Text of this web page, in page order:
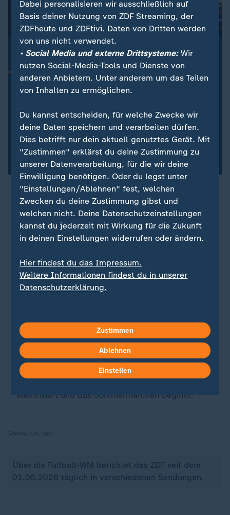
ZDFsportstudio Update
Dein Newsletter zur Fußball-WM 2026
Alle Highlights der WM-Spiele aus der Nacht, Updates
zum DFB-Team und die wichtigsten Nachrichten zur
Fußball-WM 2026 – kompakt und aktuell. Jetzt
Newsletter abonnieren
Mit dem Abonnieren-Button akzeptieren Sie unsere
Nutzungsbedingungen.
Sport
Schland in Sicht!
Vor der WM 2006 steht der deutsche Fußball am
Abgrund. Jürgen Klinsmanns Revolution droht zu
elektrisiert und das Sommermärchen beginnt.
Über die Fußball-WM berichtet das ZDF seit dem
01.06.2026 täglich in verschiedenen Sendungen.
Dabei personalisieren wir ausschließlich auf
Basis deiner Nutzung von ZDF Streaming, der
ZDFheute und ZDFtivi. Daten von Dritten werden
von uns nicht verwendet.
• Social Media und externe Drittsysteme:Wir
nutzen Social-Media-Tools und Dienste von
anderen Anbietern. Unter anderem um das Teilen
von Inhalten zu ermöglichen.
Du kannst entscheiden, für welche Zwecke wir
deine Daten speichern und verarbeiten dürfen.
Dies betrifft nur dein aktuell genutztes Gerät. Mit
"Zustimmen" erklärst du deine Zustimmung zu
unserer Datenverarbeitung, für die wir deine
Einwilligung benötigen. Oder du legst unter
"Einstellungen/Ablehnen" fest, welchen
Zwecken du deine Zustimmung gibst und
welchen nicht. Deine Datenschutzeinstellungen
kannst du jederzeit mit Wirkung für die Zukunft
in deinen Einstellungen widerrufen oder ändern.
Hier findest du das Impressum.
Weitere Informationen findest du in unserer
Datenschutzerklärung.
Zustimmen
Ablehnen
Einstellen